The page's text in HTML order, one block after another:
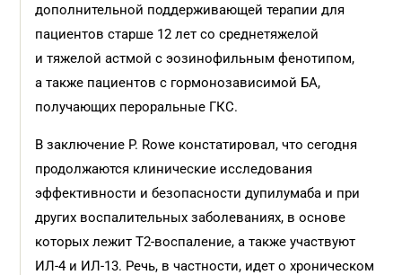
дополнительной поддерживающей терапии для
пациентов старше 12 лет со среднетяжелой
и тяжелой астмой с эозинофильным фенотипом,
а также пациентов с гормонозависимой БА,
получающих пероральные ГКС.
В заключение P. Rowe констатировал, что сегодня
продолжаются клинические исследования
эффективности и безопасности дупилумаба и при
других воспалительных заболеваниях, в основе
которых лежит Т2-воспаление, а также участвуют
ИЛ-4 и ИЛ-13. Речь, в частности, идет о хроническом